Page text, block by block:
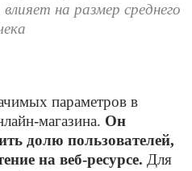
на размер среднего
параметров в
магазина. Он
долю пользователей,
на веб-ресурсе. Для